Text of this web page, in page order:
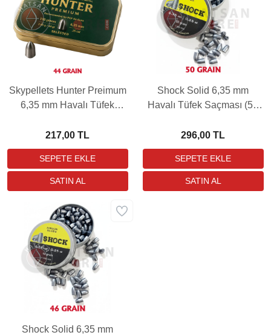
Skypellets Hunter Preimum
6,35 mm Havalı Tüfek
Adet)
217,00 TL
Shock Solid 6,35 mm
Havalı Tüfek Saçması (50
296,00 TL
Shock Solid 6,35 mm